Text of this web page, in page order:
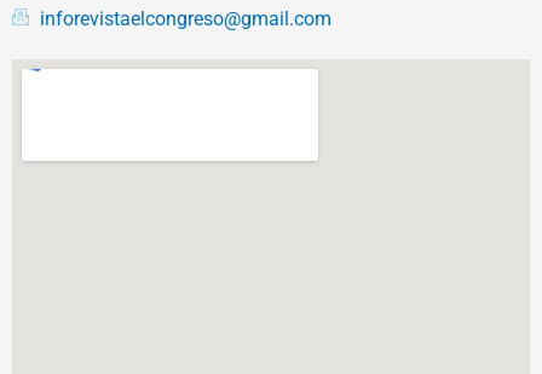
inforevistaelcongreso@gmail.com